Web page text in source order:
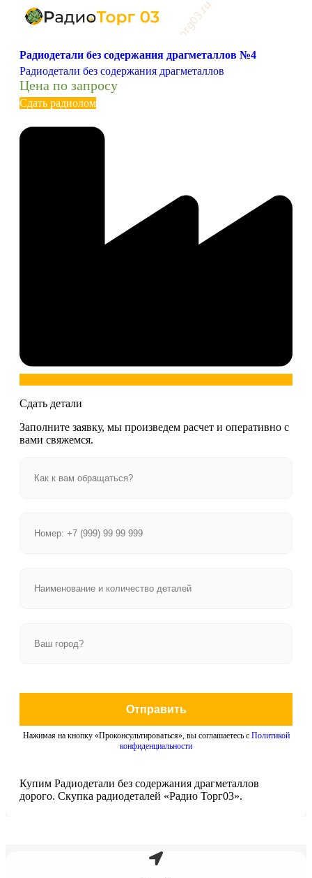
Радиодетали без содержания драгметаллов №4
Радиодетали без содержания драгметаллов
Цена по запросу
Сдать радиолом
Сдать детали
Заполните заявку, мы произведем расчет и оперативно с
вами свяжемся.
Отправить
Нажимая на кнопку «Проконсультироваться», вы соглашаетесь с Политикой
конфиденциальности
Купим Радиодетали без содержания драгметаллов
дорого. Скупка радиодеталей «Радио Торг03».